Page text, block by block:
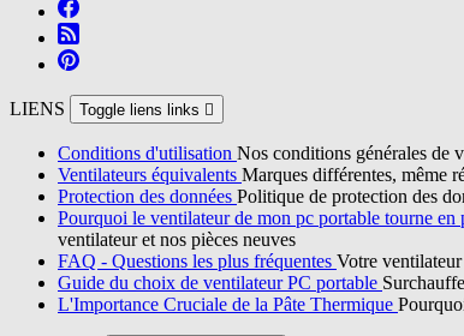
LIENS Toggle liens links 
Conditions d'utilisation Nos conditions générales de
Ventilateurs équivalents Marques différentes, même
Protection des données Politique de protection des
Pourquoi le ventilateur de mon pc portable tourne en
ventilateur et nos pièces neuves
FAQ - Questions les plus fréquentes Votre
Guide du choix de ventilateur PC portable
L'Importance Cruciale de la Pâte Thermique